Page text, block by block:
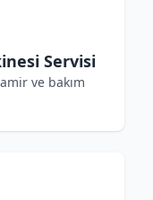
Servisi
ve bakım